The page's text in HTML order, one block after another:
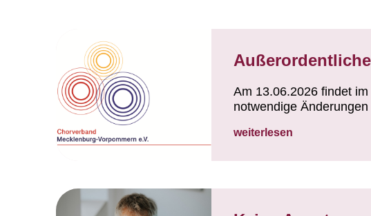
Am 13.06.2026 findet
notwendige
weiterlesen